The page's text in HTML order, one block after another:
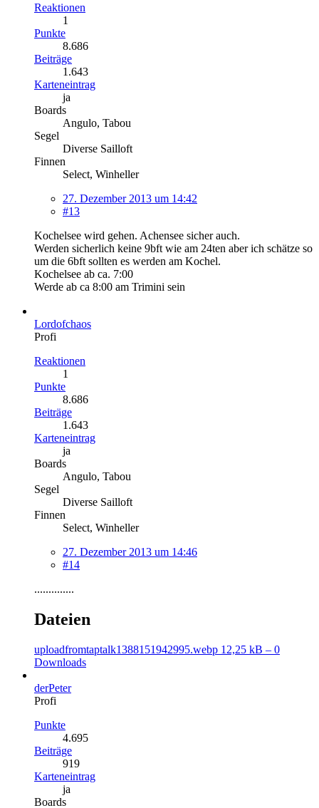
Reaktionen
1
Punkte
8.686
Beiträge
1.643
Karteneintrag
ja
Boards
Angulo, Tabou
Segel
Diverse Sailloft
Finnen
Select, Winheller
27. Dezember 2013 um 14:42
#13
Kochelsee wird gehen. Achensee sicher auch.
Werden sicherlich keine 9bft wie am 24ten aber ich schätze so
um die 6bft sollten es werden am Kochel.
Kochelsee ab ca. 7:00
Werde ab ca 8:00 am Trimini sein
Lordofchaos
Profi
Reaktionen
1
Punkte
8.686
Beiträge
1.643
Karteneintrag
ja
Boards
Angulo, Tabou
Segel
Diverse Sailloft
Finnen
Select, Winheller
27. Dezember 2013 um 14:46
#14
..............
Dateien
uploadfromtaptalk1388151942995.webp 12,25 kB – 0
Downloads
derPeter
Profi
Punkte
4.695
Beiträge
919
Karteneintrag
ja
Boards